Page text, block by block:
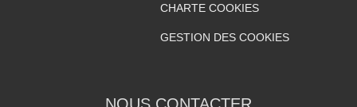
CHARTE COOKIES
GESTION DES COOKIES
NOUS CONTACTER